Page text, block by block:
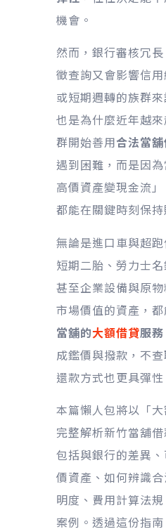
機會。
然而，銀行審核冗
徵查詢又會影響信
或短期週轉的族群
也是為什麼近年越
群開始善用合法當
遇到困難，而是因
高價資產變現金流
都能在關鍵時刻保持
無論是進口車與超
短期二胎、勞力士名
甚至企業設備與原
市場價值的資產，
當舖的大額借貸服務
成鑑價與撥款，不查
還款方式也更具彈性
本篇懶人包將以「大
完整解析新竹當舖借
包括與銀行的差異
價資產、如何辨識
明度、費用計算法
案例。透過這份指